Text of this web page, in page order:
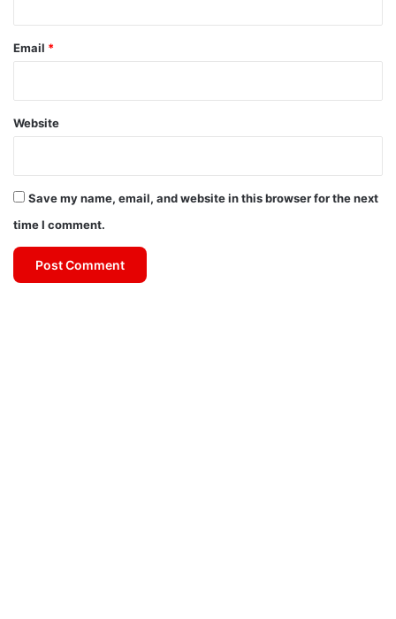
Email *
Website
Save my name, email, and website in this browser for the next
time I comment.